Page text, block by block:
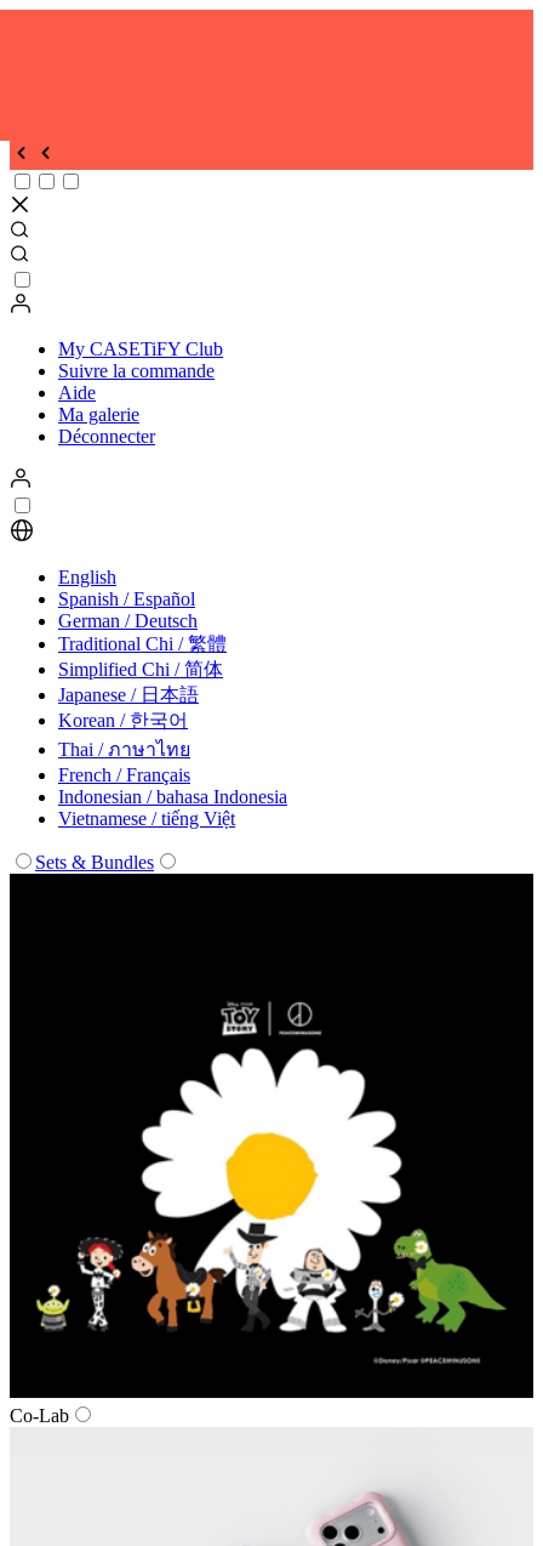
My CASETiFY Club
Suivre la commande
Aide
Ma galerie
Déconnecter
English
Spanish / Español
German / Deutsch
Traditional Chi / 繁體
Simplified Chi / 简体
Japanese / 日本語
Korean / 한국어
Thai / ภาษาไทย
French / Français
Indonesian / bahasa Indonesia
Vietnamese / tiếng Việt
Sets & Bundles
Co-Lab